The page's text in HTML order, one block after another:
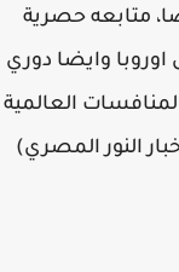
متابعه حصرية
وايضا دوري
العالمية
النور المصري)